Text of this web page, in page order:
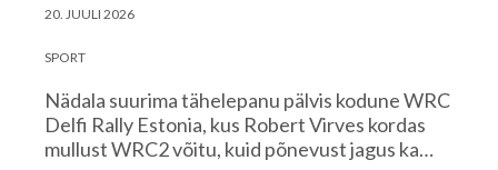
20. JUULI 2026
SPORT
Nädala suurima tähelepanu pälvis kodune WRC
Delfi Rally Estonia, kus Robert Virves kordas
mullust WRC2 võitu, kuid põnevust jagus ka…